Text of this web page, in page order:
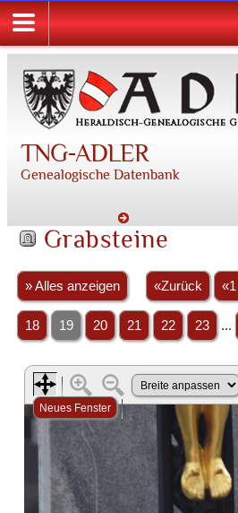
TNG-ADLER
Genealogische Datenbank
Grabsteine
» Alles anzeigen «Zurück «1
18 19 20 21 22 23 ...